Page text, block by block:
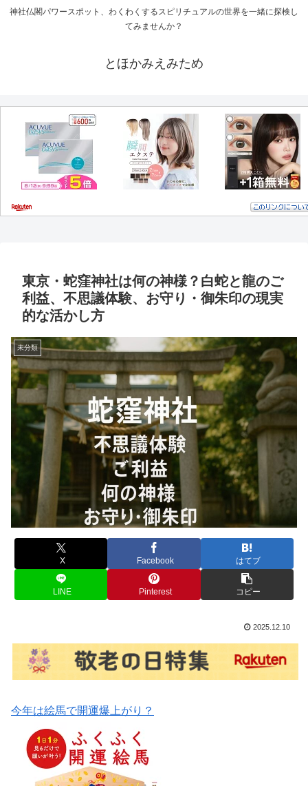
神社仏閣パワースポット、わくわくするスピリチュアルの世界を一緒に探検し
てみませんか？
とほかみえみため
東京・蛇窪神社は何の神様？白蛇と龍のご
利益、不思議体験、お守り・御朱印の現実
的な活かし方
未分類
X Facebook はてブ
LINE Pinterest コピー
2025.12.10
今年は絵馬で開運爆上がり？